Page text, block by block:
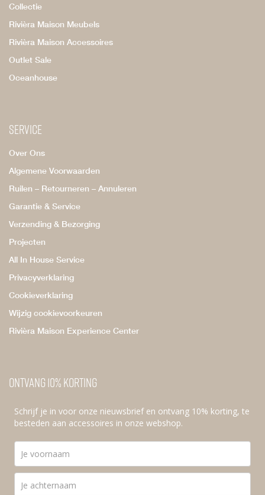
Collectie
Rivièra Maison Meubels
Rivièra Maison Accessoires
Outlet Sale
Oceanhouse
Service
Over Ons
Algemene Voorwaarden
Ruilen – Retourneren – Annuleren
Garantie & Service
Verzending & Bezorging
Projecten
All In House Service
Privacyverklaring
Cookieverklaring
Wijzig cookievoorkeuren
Rivièra Maison Experience Center
Ontvang 10% korting
Schrijf je in voor onze nieuwsbrief en ontvang 10% korting, te
besteden aan accessoires in onze webshop.